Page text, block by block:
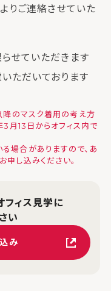
りご連絡させていた
せていただきます
ただいております
降のマスク着用の考え方
3月13日からオフィス内で
場合がありますので、あ
申し込みください。
フィス見学に
い
み